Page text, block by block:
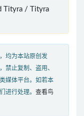
Tityra / Tityra
均为本站原创发
禁止复制、盗用、
媒体平台。如若本
进行处理。 查看鸟